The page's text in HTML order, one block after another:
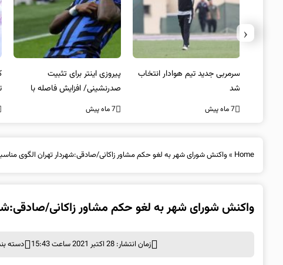
سرمربی جدید تیم هوادار انتخاب
شد
7 ماه پیش
پیروزی اینتر برای تثبیت
صدرنشینی/ افزایش فاصله با
ناپولی
7 ماه پیش
‹
Home
» واکنش شورای شهر به لغو حکم مشاور زاکانی/صادقی:شهردار تهران الگوی
واکنش شورای شهر به لغو حکم مشاور زاکانی/
زمان انتشار: 28 اکتبر 2021 ساعت 15:43 دسته